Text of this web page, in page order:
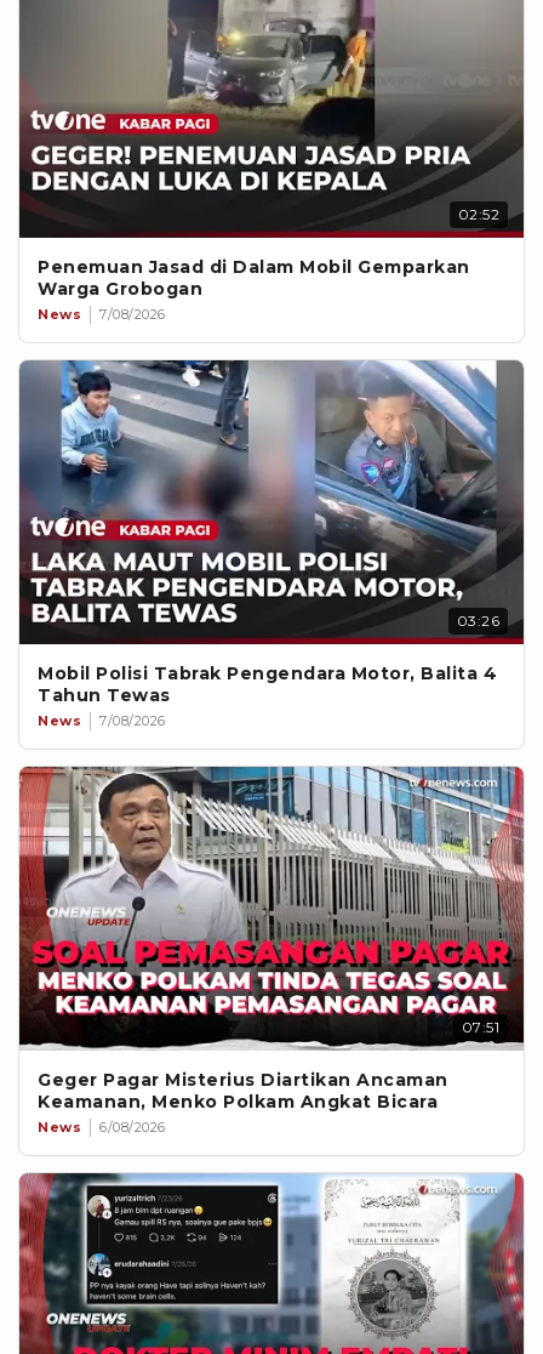
02:52
Penemuan Jasad di Dalam Mobil Gemparkan
Warga Grobogan
News 7/08/2026
03:26
Mobil Polisi Tabrak Pengendara Motor, Balita 4
Tahun Tewas
News 7/08/2026
07:51
Geger Pagar Misterius Diartikan Ancaman
Keamanan, Menko Polkam Angkat Bicara
News 6/08/2026